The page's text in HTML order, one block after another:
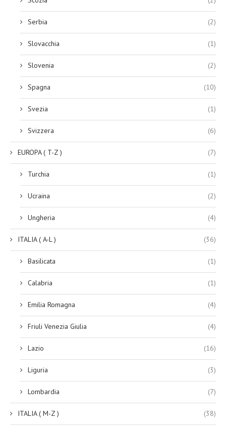
Serbia (2)
Slovacchia (1)
Slovenia (2)
Spagna (10)
Svezia (1)
Svizzera (6)
EUROPA ( T-Z ) (7)
Turchia (1)
Ucraina (2)
Ungheria (4)
ITALIA ( A-L ) (36)
Basilicata (1)
Calabria (1)
Emilia Romagna (4)
Friuli Venezia Giulia (4)
Lazio (16)
Liguria (3)
Lombardia (7)
ITALIA ( M-Z ) (38)